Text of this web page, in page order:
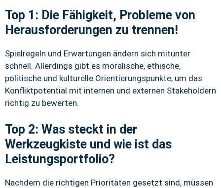
Top 1: Die Fähigkeit, Probleme von
Herausforderungen zu trennen!
Spielregeln und Erwartungen ändern sich mitunter
schnell. Allerdings gibt es moralische, ethische,
politische und kulturelle Orientierungspunkte, um das
Konfliktpotential mit internen und externen Stakeholdern
richtig zu bewerten.
Top 2: Was steckt in der
Werkzeugkiste und wie ist das
Leistungsportfolio?
Nachdem die richtigen Prioritäten gesetzt sind, müssen